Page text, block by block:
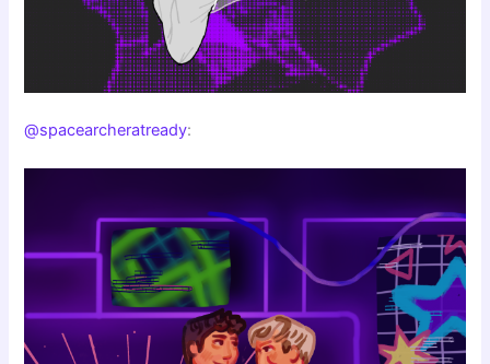
@spacearcheratready: